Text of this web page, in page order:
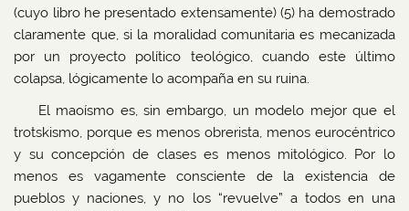
(cuyo libro he presentado extensamente) (5) ha demostrado
claramente que, si la moralidad comunitaria es mecanizada
por un proyecto político teológico, cuando este último
colapsa, lógicamente lo acompaña en su ruina.
El maoísmo es, sin embargo, un modelo mejor que el
trotskismo, porque es menos obrerista, menos eurocéntrico
y su concepción de clases es menos mitológico. Por lo
menos es vagamente consciente de la existencia de
pueblos y naciones, y no los “revuelve” a todos en una